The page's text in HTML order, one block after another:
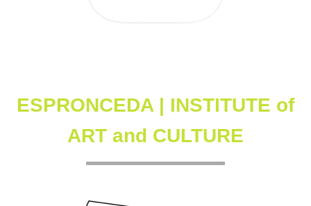
ESPRONCEDA | INSTITUTE of
ART and CULTURE